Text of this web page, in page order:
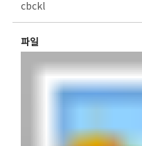
cbckl
파일